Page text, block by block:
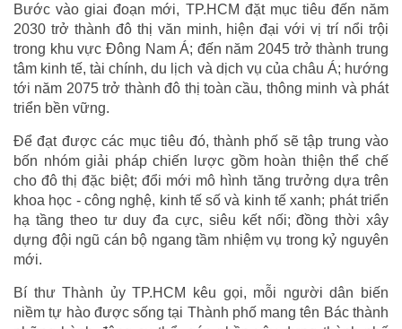
Bước vào giai đoạn mới, TP.HCM đặt mục tiêu đến năm
2030 trở thành đô thị văn minh, hiện đại với vị trí nổi trội
trong khu vực Đông Nam Á; đến năm 2045 trở thành trung
tâm kinh tế, tài chính, du lịch và dịch vụ của châu Á; hướng
tới năm 2075 trở thành đô thị toàn cầu, thông minh và phát
triển bền vững.
Để đạt được các mục tiêu đó, thành phố sẽ tập trung vào
bốn nhóm giải pháp chiến lược gồm hoàn thiện thể chế
cho đô thị đặc biệt; đổi mới mô hình tăng trưởng dựa trên
khoa học - công nghệ, kinh tế số và kinh tế xanh; phát triển
hạ tầng theo tư duy đa cực, siêu kết nối; đồng thời xây
dựng đội ngũ cán bộ ngang tầm nhiệm vụ trong kỷ nguyên
mới.
Bí thư Thành ủy TP.HCM kêu gọi, mỗi người dân biến
niềm tự hào được sống tại Thành phố mang tên Bác thành